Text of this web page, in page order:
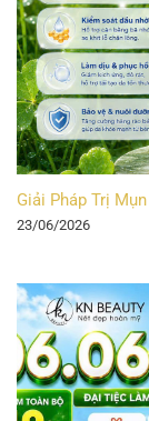
Giải Pháp Trị
23/06/2026